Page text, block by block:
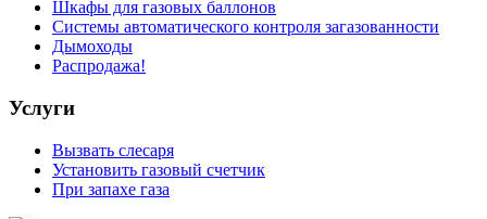
Шкафы для газовых баллонов
Системы автоматического контроля загазованности
Дымоходы
Распродажа!
Услуги
Вызвать слесаря
Установить газовый счетчик
При запахе газа